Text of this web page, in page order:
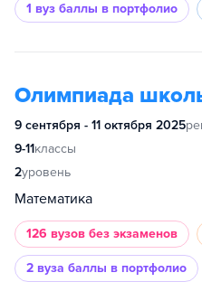
1 вуз баллы в портфолио
Олимпиада
9 сентября - 11 октября 2025
9-11классы
2уровень
Математика
126 вузов без экзаменов
2 вуза баллы в портфолио